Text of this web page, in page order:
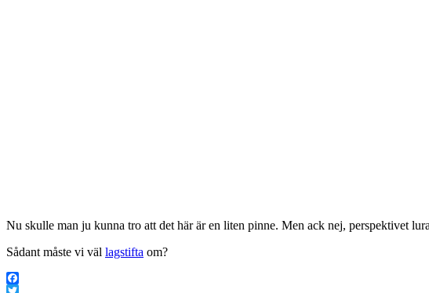
Nu skulle man ju kunna tro att det här är en liten pinne. Men ack nej, perspektivet
Sådant måste vi väl lagstifta om?